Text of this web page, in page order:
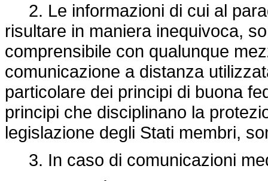
2. Le informazioni di cui al
risultare in maniera inequivoca,
comprensibile con qualunque
comunicazione a distanza
particolare dei principi di buona
principi che disciplinano la
legislazione degli Stati membri,
3. In caso di comunicazioni